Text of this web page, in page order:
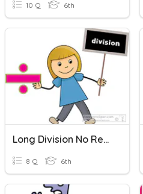
10 Q 6th
Long Division No Remainder
8 Q 6th